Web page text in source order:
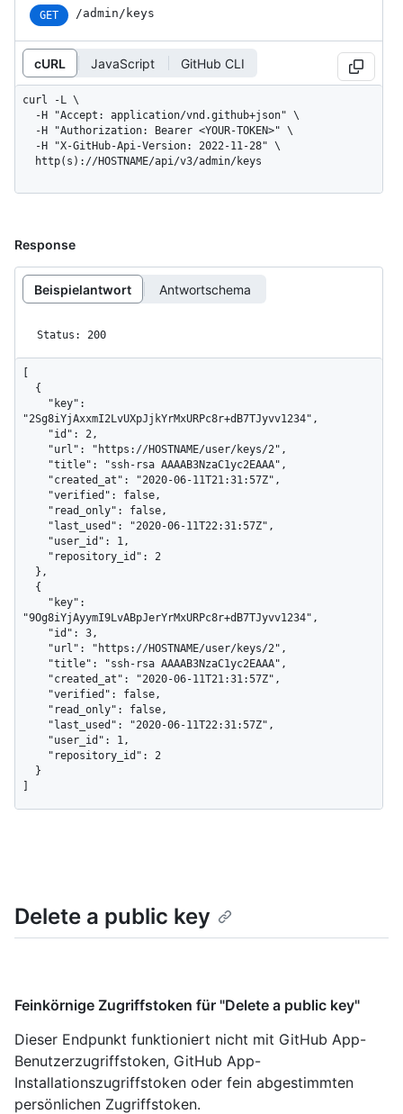
GET /admin/keys
cURL JavaScript GitHub CLI
curl -L \
  http(s)://HOSTNAME/api/v3/admin/keys
Response
Beispielantwort Antwortschema
Status: 200
"2Sg8iYjAxxmI2LvUXpJjkYrMxURPc8r+dB7TJyvv1234",
"9Og8iYjAyymI9LvABpJerYrMxURPc8r+dB7TJyvv1234",
Delete a public key
Feinkörnige Zugriffstoken für "Delete a public key"
Dieser Endpunkt funktioniert nicht mit GitHub App-
Benutzerzugriffstoken, GitHub App-
Installationszugriffstoken oder fein abgestimmten
persönlichen Zugriffstoken.